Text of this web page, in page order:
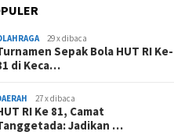
29 x dibaca
Sepak Bola HUT RI Ke-
di Keca…
27 x dibaca
RI Ke 81, Camat
Jadikan …